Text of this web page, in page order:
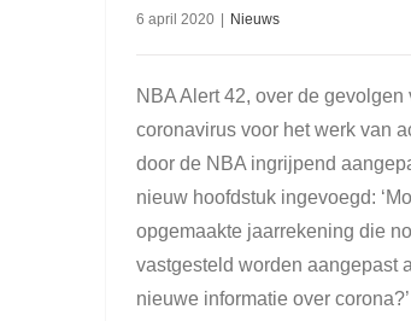
6 april 2020 Nieuws
NBA Alert 42, over de gevolgen
coronavirus voor het werk van
door de NBA ingrijpend
nieuw hoofdstuk ingevoegd:
opgemaakte jaarrekening die
vastgesteld worden aangepast
nieuwe informatie over